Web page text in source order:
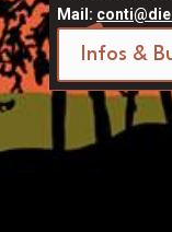
Mail:
Infos &